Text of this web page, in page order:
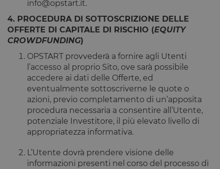
info@opstart.it.
4. PROCEDURA DI SOTTOSCRIZIONE DELLE
OFFERTE DI CAPITALE DI RISCHIO (EQUITY
CROWDFUNDING)
OPSTART provvederà a fornire agli Utenti
l’accesso al proprio Sito, ove sarà possibile
accedere ai dati delle Offerte, ed
eventualmente sottoscriverne le quote o
azioni, previo completamento di un’apposita
procedura necessaria a consentire all’Utente,
potenziale Investitore, il più elevato livello di
appropriatezza informativa.
L’Utente dovrà prendere visione delle
informazioni presenti nel corso del processo di
I cookie strettamente necessari consentono le
dell'utente e la gestione dell'account. Il sito web non
può essere utilizzato correttamente senza i cookie
strettamente necessari.
Nome
Dominio
Scadenza
__cf_bm
Cloudflare
Inc.
.calendly.com
29 minuti
secondi
distinguere
umani e
vantaggioso
per il sito
al fine di
Web.